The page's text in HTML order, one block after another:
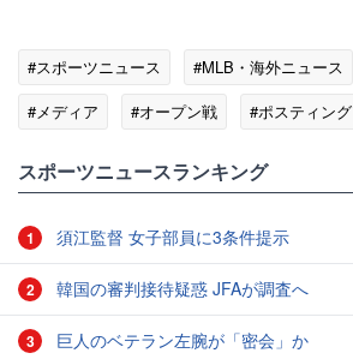
#スポーツニュース #MLB・海外ニュース
#メディア
#オープン戦 #ポスティング
スポーツニュースランキング
1 須江監督 女子部員に3条件提示
2 韓国の審判接待疑惑 JFAが調査へ
3 巨人のベテラン左腕が「密会」か